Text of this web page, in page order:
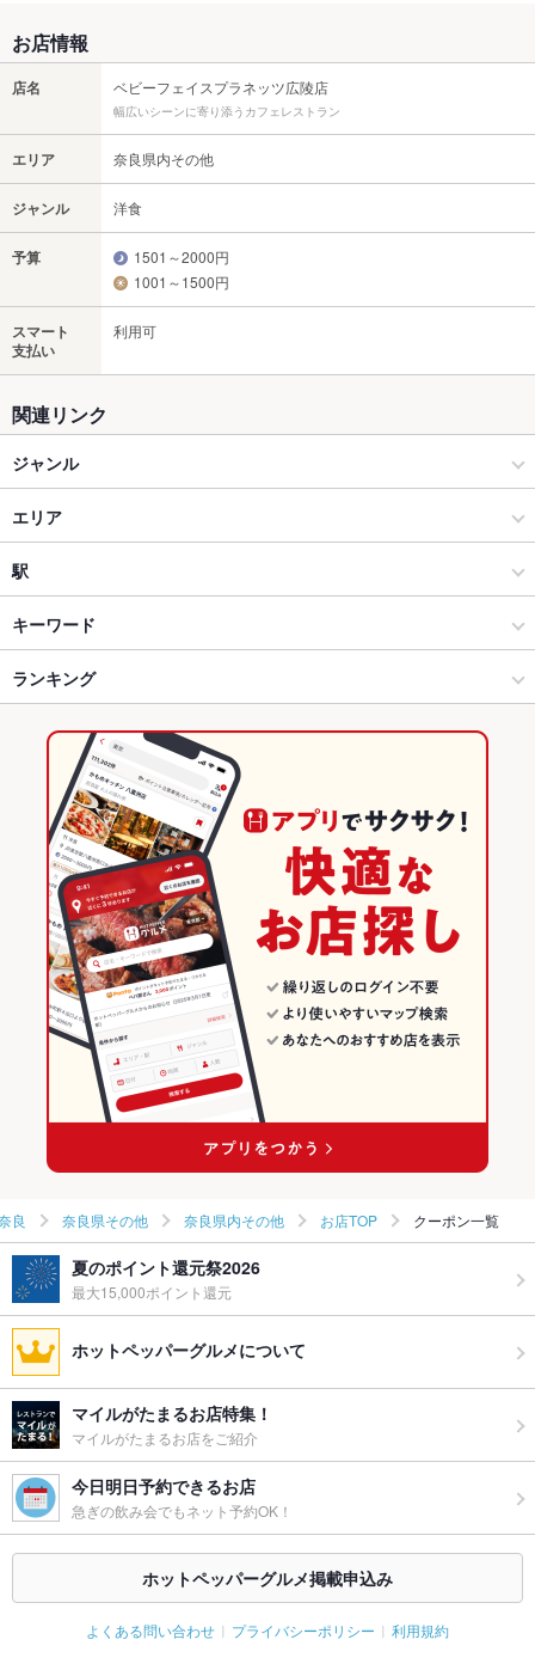
お店情報
店名 ベビーフェイスプラネッツ広陵店
幅広いシーンに寄り添うカフェレストラン
エリア 奈良県内その他
ジャンル 洋食
予算
1501～2000円
1001～1500円
スマート
支払い
利用可
関連リンク
ジャンル
洋食
洋食全般
奈良県その他 × 洋食
奈良県その他 × 洋食全般
大和高田駅 × 洋食
大和高田駅 × 洋食全般
カフェ・スイーツ
カフェ
奈良県その他 × カフェ・スイーツ
奈良県その他 × カフェ
大和高田駅 × カフェ・スイーツ
大和高田駅 × カフェ
エリア
奈良県内その他
奈良県内その他 × 洋食
奈良県内その他 × 洋食全般
奈良県内その他 × カフェ・スイーツ
奈良県内その他 × カフェ
奈良 × 洋食
奈良 × 洋食全般
奈良 × カフェ・スイーツ
奈良 × カフェ
駅
築山駅
大和高田駅
キーワード
エビ料理 ペペロンチーノ
生ハム
ランキング
奈良のグルメランキング
奈良の洋食ランキング
奈良県その他のグルメランキング
奈良県その他の洋食ランキング
奈良県内その他のグルメランキング
良 奈良県その他 奈良県内その他 お店TOP クーポン一覧
夏のポイント還元祭2026
最大15,000ポイント還元
ホットペッパーグルメについて
マイルがたまるお店特集！
マイルがたまるお店をご紹介
今日明日予約できるお店
急ぎの飲み会でもネット予約OK！
ホットペッパーグルメ掲載申込み
よくある問い合わせ プライバシーポリシー 利用規約